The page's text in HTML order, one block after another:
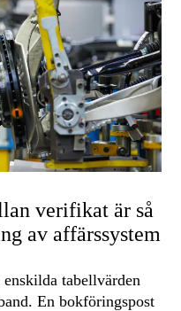
verifikat är så
av affärssystem
tabellvärden
En bokföringspost